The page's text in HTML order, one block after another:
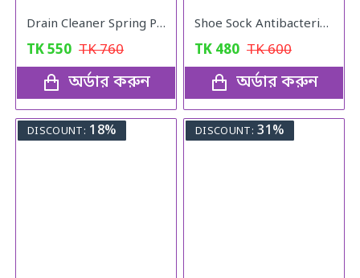
Drain Cleaner Spring Pipe
TK550 TK760
অর্ডার করুন
Shoe Sock Antibacterial Spray
TK 480 TK600
অর্ডার করুন
DISCOUNT: 18% DISCOUNT: 31%